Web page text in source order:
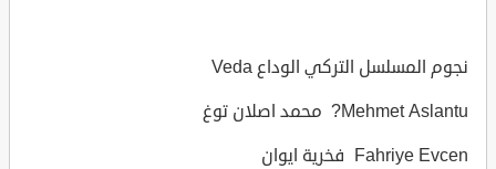
نجوم المسلسل التركي الوداع Veda
Mehmet Aslantu? محمد اصلان توغ
Fahriye Evcen فخرية ايوان